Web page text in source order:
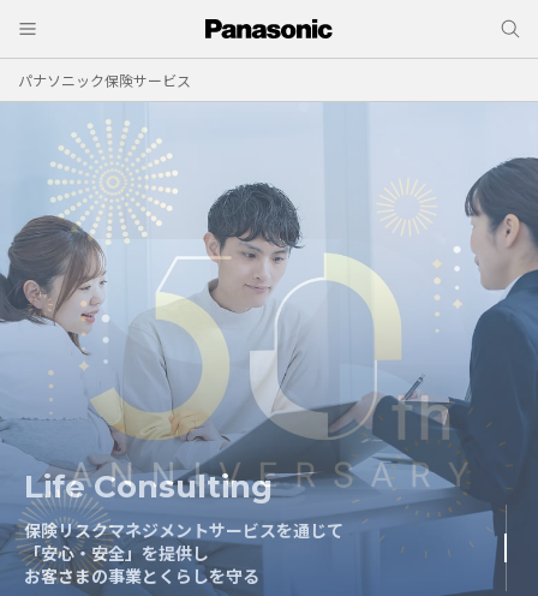
パナソニック保険サービス
Life Consulting
保険リスクマネジメントサービスを通じて
「安心・安全」を提供し
お客さまの事業とくらしを守る
Risk Consulting
保険リスクマネジメントサービスを通じて
「安心・安全」を提供し
お客さまの事業とくらしを守る